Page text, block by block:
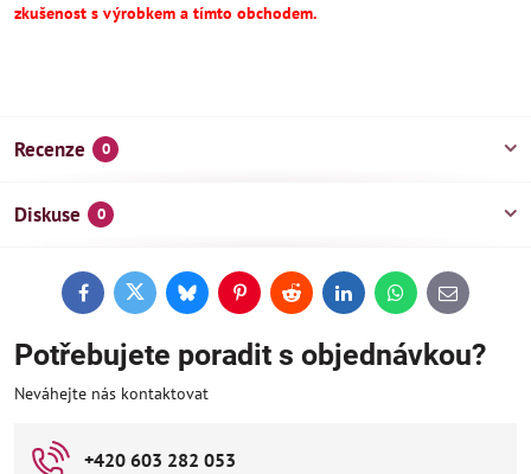
zkušenost s výrobkem a tímto obchodem.
Recenze 0
Diskuse 0
FacebookTwitterBlueskyPinterestReddit LinkedInWhatsApp
E-
mail
Potřebujete poradit s objednávkou?
Neváhejte nás kontaktovat
+420 603 282 053